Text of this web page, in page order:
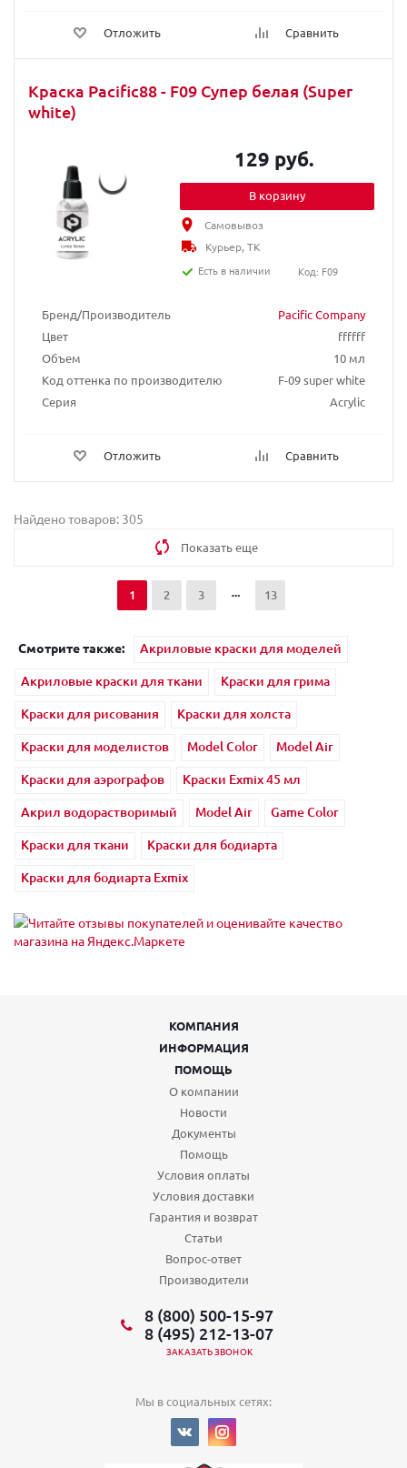
Отложить Сравнить
Краска Pacific88 - F09 Супер белая (Super
white)
Бренд/Производитель
Pacific Company
Цвет
ffffff
Объем
10 мл
Код оттенка по производителю
F-09 super white
Серия
Acrylic
Отложить Сравнить
129 руб.
В корзину
Самовывоз
Курьер, ТК
Есть в наличии
Код: F09
Найдено товаров: 305
Показать еще
1 2 3 13
Смотрите также:
Акриловые краски для моделей
Акриловые краски для ткани
Краски для грима
Краски для рисования
Краски для холста
Краски для моделистов
Model Color
Model Air
Краски для аэрографов
Краски Exmix 45 мл
Акрил водорастворимый
Model Air
Game Color
Краски для ткани
Краски для бодиарта
Краски для бодиарта Exmix
КОМПАНИЯ
ИНФОРМАЦИЯ
ПОМОЩЬ
О компании
Новости
Документы
Помощь
Условия оплаты
Условия доставки
Гарантия и возврат
Статьи
Вопрос-ответ
Производители
8 (800) 500-15-97
8 (495) 212-13-07
ЗАКАЗАТЬ ЗВОНОК
Мы в социальных сетях: